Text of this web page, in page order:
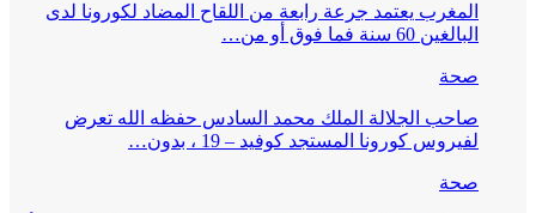
المغرب يعتمد جرعة رابعة من اللقاح المضاد لكورونا لدى
البالغين 60 سنة فما فوق أو من…
صحة
صاحب الجلالة الملك محمد السادس حفظه الله تعرض
لفيروس كورونا المستجد كوفيد – 19 ، بدون…
صحة